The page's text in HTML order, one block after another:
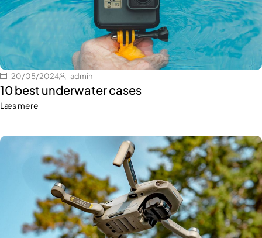
20/05/2024 admin
10 best underwater cases
Læs mere